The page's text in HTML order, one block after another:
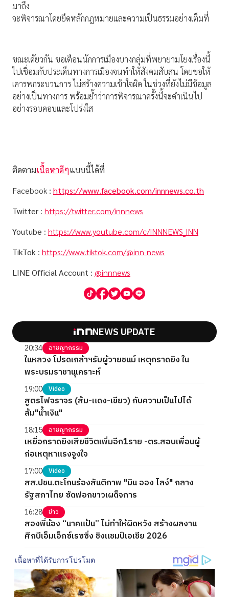
มาถึง
จะพิจารณาโดยยึดหลักกฎหมายและความเป็นธรรมอย่างเต็มที่
ขณะเดัยวกัน ขอเตือนนักการเมืองบางกลุ่มที่พยายามโยงเรื่องนี้
ไปเชื่อมกับประเด็นทางการเมืองจนทำให้สังคมสับสน โดยขอให้
เคารพกระบวนการ ไม่สร้างความเข้าใจผิด ในช่วงที่ยังไม่มีข้อมูล
อย่างเป็นทางการ พร้อมย้ำว่าการพิจารณาครั้งนี้จะดำเนินไป
อย่างรอบคอบและโปร่งใส
ติดตามเนื้อหาดีๆแบบนี้ได้ที่
Facebook : https://www.facebook.com/innnews.co.th
Twitter : https://twitter.com/innnews
Youtube : https://www.youtube.com/c/INNNEWS_INN
TikTok : https://www.tiktok.com/@inn_news
LINE Official Account : @innnews
NEWS UPDATE
20:34 อาชญากรรม
ในหลวง โปรดเกล้าฯรับผู้วายชนม์ เหตุกราดยิง ใน
พระบรมราชานุเคราะห์
19:00 Video
สูตรไฟจราจร (ส้ม-แดง-เขียว) กับความเป็นไปได้
ล้ม"น้ำเงิน"
18:15 อาชญากรรม
เหยื่อกราดยิงเสียชีวิตเพิ่มอีก1ราย -ตร.สอบเพื่อนผู้
ก่อเหตุหาแรงจูงใจ
17:00 Video
สส.ปชน.ตะโกนร้องสันติภาพ "มิน ออง ไลง์" กลาง
รัฐสภาไทย ซัดฟอกขาวเผด็จการ
16:28 ข่าว
สองพี่น้อง “นาคแป้น” ไม่ทำให้ผิดหวัง สร้างผลงาน
ศึกบีเอ็มเอ็กซ์เรซซิ่ง ชิงแชมป์เอเชีย 2026